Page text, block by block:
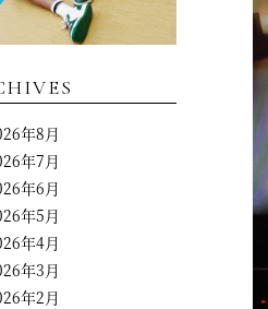
年8月
年7月
年6月
年5月
年4月
年3月
年2月